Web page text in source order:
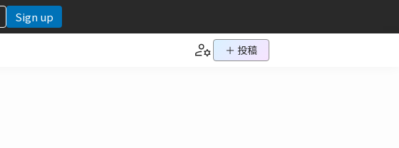
Sign up
＋ 投稿